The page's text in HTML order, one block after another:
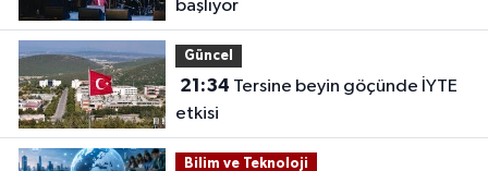
başlıyor
Güncel
21:34
etkisi
Bilim ve Teknoloji